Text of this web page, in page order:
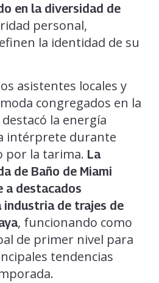
en la diversidad de
personal,
la identidad de su
asistentes locales y
congregados en la
la energía
intérprete durante
por la tarima. La
de Baño de Miami
a destacados
industria de trajes de
, funcionando como
de primer nivel para
tendencias